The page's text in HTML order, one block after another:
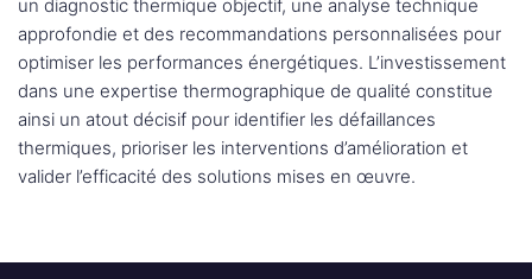
un diagnostic thermique objectif, une analyse technique
approfondie et des recommandations personnalisées pour
optimiser les performances énergétiques. L’investissement
dans une expertise thermographique de qualité constitue
ainsi un atout décisif pour identifier les défaillances
thermiques, prioriser les interventions d’amélioration et
valider l’efficacité des solutions mises en œuvre.